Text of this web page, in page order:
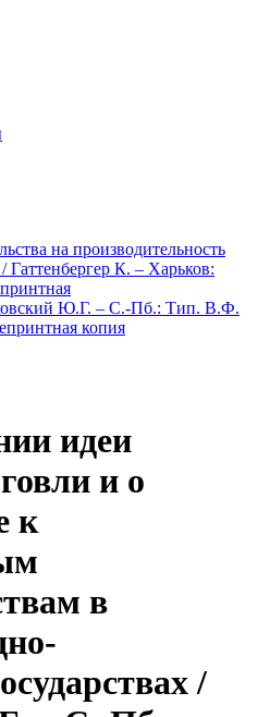
на производительность
Гаттенбергер К. – Харьков:
Ю.Г. – С.-Пб.: Тип. В.Ф.
копия
идеи
и о
к
в
/